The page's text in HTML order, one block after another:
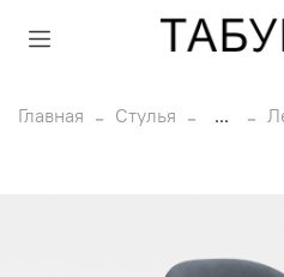
Главная Стулья ...